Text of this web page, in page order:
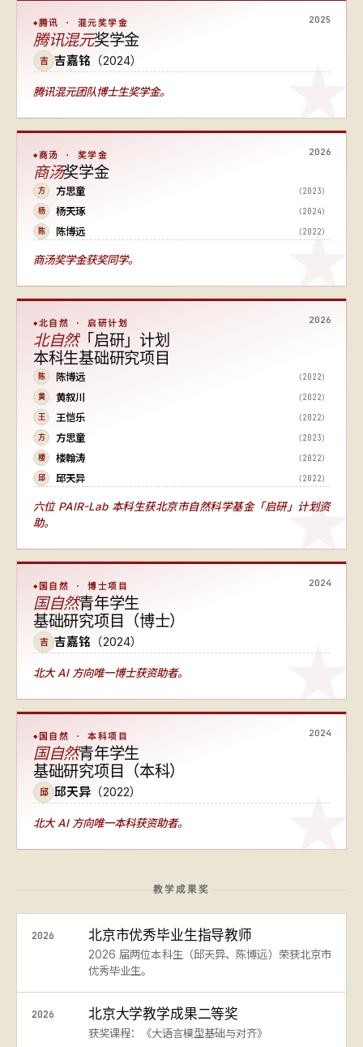
2025
腾讯 · 混元奖学金
腾讯混元奖学金
吉 吉嘉铭 （2024）
腾讯混元团队博士生奖学金。
2026
商汤 · 奖学金
商汤奖学金
方 方思童 （2023）
杨 杨天琢 （2024）
陈 陈博远 （2022）
商汤奖学金获奖同学。
2026
北自然 · 启研计划
北自然「启研」计划
本科生基础研究项目
陈 陈博远 （2022）
黄 黄叙川 （2022）
王 王恺乐 （2022）
方 方思童 （2023）
楼 楼翰涛 （2022）
邱 邱天异 （2022）
六位 PAIR-Lab 本科生获北京市自然科学基金「启研」计划资
助。
2024
国自然 · 博士项目
国自然青年学生
基础研究项目（博士）
吉 吉嘉铭 （2024）
北大 AI 方向唯一博士获资助者。
2024
国自然 · 本科项目
国自然青年学生
基础研究项目（本科）
邱 邱天异 （2022）
北大 AI 方向唯一本科获资助者。
教学成果奖
2026 北京市优秀毕业生指导教师
2026 届两位本科生（邱天异、陈博远）荣获北京市
优秀毕业生。
2026 北京大学教学成果二等奖
获奖课程：《大语言模型基础与对齐》